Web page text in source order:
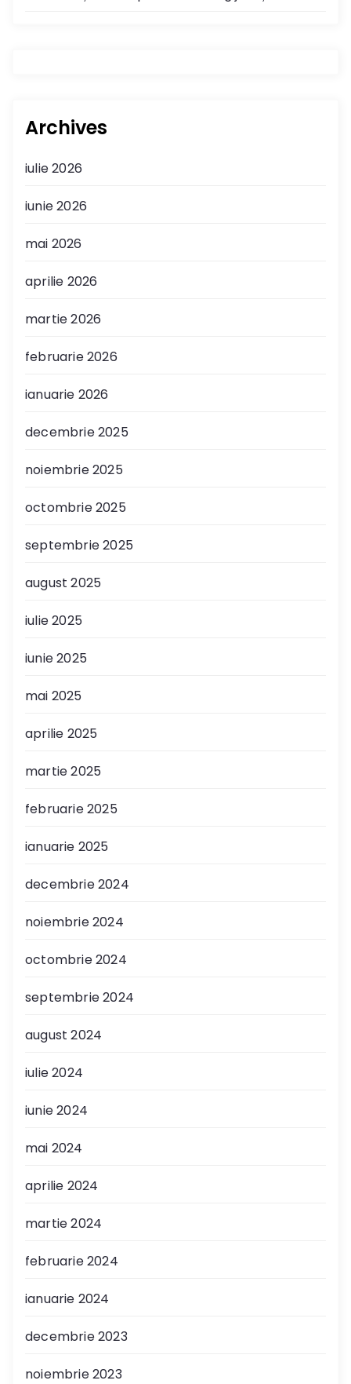
Archives
iulie 2026
iunie 2026
mai 2026
aprilie 2026
martie 2026
februarie 2026
ianuarie 2026
decembrie 2025
noiembrie 2025
octombrie 2025
septembrie 2025
august 2025
iulie 2025
iunie 2025
mai 2025
aprilie 2025
martie 2025
februarie 2025
ianuarie 2025
decembrie 2024
noiembrie 2024
octombrie 2024
septembrie 2024
august 2024
iulie 2024
iunie 2024
mai 2024
aprilie 2024
martie 2024
februarie 2024
ianuarie 2024
decembrie 2023
noiembrie 2023